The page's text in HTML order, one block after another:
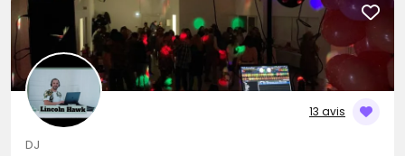
13 avis
DJ